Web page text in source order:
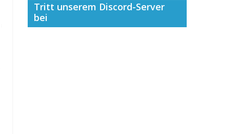
Tritt unserem Discord-Server
bei